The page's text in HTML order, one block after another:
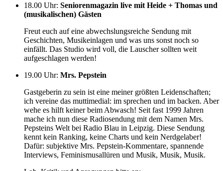
18.00 Uhr: Seniorenmagazin live mit Heide + Thomas und
(musikalischen) Gästen
Freut euch auf eine abwechslungsreiche Sendung mit
Geschichten, Musikeinlagen und was uns sonst noch so
einfällt. Das Studio wird voll, die Lauscher sollten weit
aufgeschlagen werden!
19.00 Uhr: Mrs. Pepstein
Gastgeberin zu sein ist eine meiner größten Leidenschaften;
ich vereine das muttimedial: im sprechen und im backen. Aber
wehe es hilft keiner beim Abwasch! Seit fast 1999 Jahren
mache ich nun diese Radiosendung mit dem Namen Mrs.
Pepsteins Welt bei Radio Blau in Leipzig. Diese Sendung
kennt kein Ranking, keine Charts und kein Nerdgelaber!
Dafür: subjektive Mrs. Pepstein-Kommentare, spannende
Interviews, Feminismusallüren und Musik, Musik, Musik.